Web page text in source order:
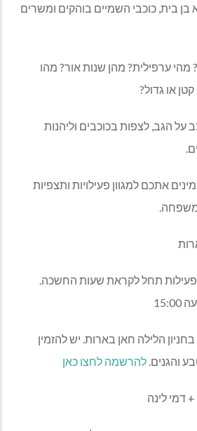
בית, כוכבי השמיים בוהקים ומשרים
מהי ערפילית? מהן שנות אור? מהו
או גדול?
על הגב, לצפות בכוכבים וליהנות
אתכם למגוון פעילויות ותצפיות
שלישי 5.8, הפעילות תחל לקראת שעות החשכה.
הלילה חאן בארות. יש להזמין
והגנים. להרשמה לחצו כאן